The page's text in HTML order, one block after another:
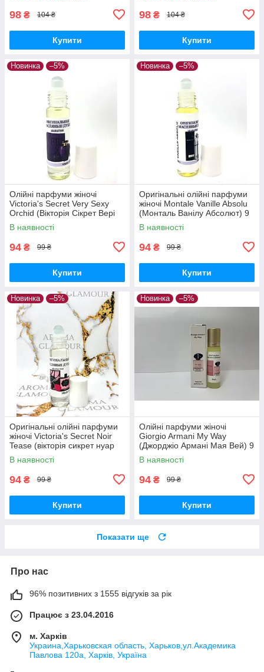
98 ₴ 104 ₴
Купити
98 ₴ 104 ₴
Купити
Новинка –5%
Олійні парфуми жіночі
Victoria's Secret Very Sexy
Orchid (Вікторія Сікрет Вері
Сексі Орхід) 9 мл
В наявності
94 ₴ 99 ₴
Купити
Новинка –5%
Оригінальні олійні парфуми
жіночі Montale Vanille Absolu
(Монталь Ванілу Абсолют) 9
мл
В наявності
94 ₴ 99 ₴
Купити
Новинка –5%
Оригінальні олійні парфуми
жіночі Victoria's Secret Noir
Tease (вікторія сикрет нуар
тиз) 9 мл
В наявності
94 ₴ 99 ₴
Купити
Новинка –5%
Олійні парфуми жіночі
Giorgio Armani My Way
(Джорджіо Армані Мая Вей) 9
мл
В наявності
94 ₴ 99 ₴
Купити
Показати ще
Про нас
96% позитивних з 1555 відгуків за рік
Працює з 23.04.2016
м. Харків
Украина,Харьковская область, Харьков,ул.Академика
Павлова 120а, Харків, Україна